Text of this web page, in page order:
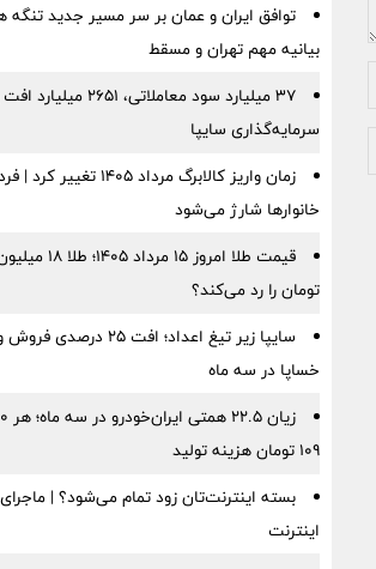
توافق ایران و عمان بر سر مسیر جدید تنگه
بیانیه مهم تهران و مسقط
۳۷ میلیارد سود معاملاتی،
سرمایه‌گذاری سایپا
زمان واریز کالابرگ مرداد
خانوارها شارژ می‌شود
تومان را رد می‌کند؟
خساپا در سه ماه
۱۰۹ تومان هزینه تولید
بسته اینترنت‌تان زود تمام می‌شود؟ |
اینترنت